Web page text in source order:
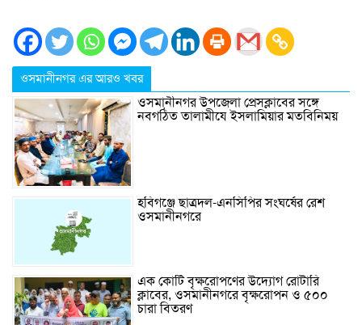
ওসমানীনগর এর আরও খবর
ওসমানীনগর উপজেলা প্রেসক্লাবের সঙ্গে
নবগঠিত তালামীযে ইসলামিয়ার মতবিনিময়
হবিগঞ্জে ছাত্রদল-এনসিপির সংঘর্ষের রেশ
ওসমানীনগরে
এক কোটি বৃক্ষরোপণের উদ্যোগ রোটারি
ক্লাবের, ওসমানীনগরে বৃক্ষরোপন ও ৫০০
চারা বিতরণ